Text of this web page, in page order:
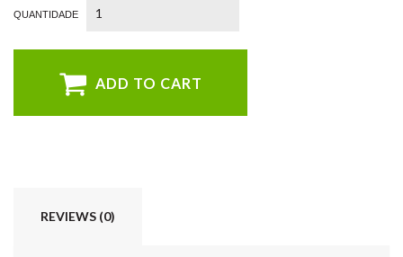
ADD TO CART
REVIEWS (0)